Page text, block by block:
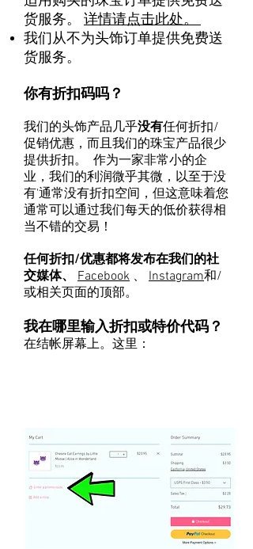
货服务。 详情请点击此处。
我们从不为头饰订单提供免费送
货服务。
你有折扣码吗？
我们的头饰产品几乎没有任何折扣/
促销优惠，而且我们的珠宝产品很少
提供折扣。 作为一家非常小的企
业，我们的利润微乎其微，以至于没
有'通常没有折扣空间，但这意味着您
通常可以通过我们每天的低价获得相
当不错的交易！
任何折扣/优惠都将发布在我们的社
交媒体、
Facebook 、 Instagram和/
或相关页面的顶部。
我在哪里输入折扣或特价代码？
在结帐屏幕上。这里：